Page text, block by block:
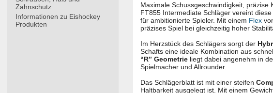
Zahnschutz
Informationen zu Eishockey
Produkten
Maximale Schussgeschwindigkeit,
FT855 Intermediate Schläger vereint
für ambitionierte Spieler. Mit einem Flex
präzises Spiel bei gleichzeitig hoher
Im Herzstück des Schlägers sorgt der
Schafts eine ideale Kombination aus
“R” Geometrie liegt dabei angenehm in
Spielmacher und Allrounder.
Das Schlägerblatt ist mit einer steifen
Haltbarkeit ausgelegt ist. Mit einem